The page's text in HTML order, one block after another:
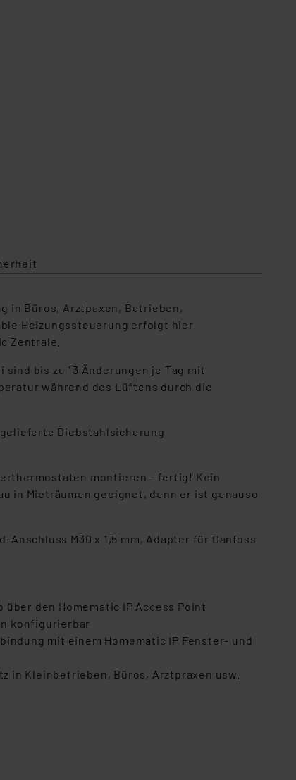
in Büros, Arztpaxen, Betrieben,
Heizungssteuerung erfolgt hier
Zentrale.
bis zu 13 Änderungen je Tag mit
während des Lüftens durch die
Diebstahlsicherung
montieren – fertig! Kein
in Mieträumen geeignet, denn er ist genauso
M30 x 1,5 mm, Adapter für Danfoss
den Homematic IP Access Point
konfigurierbar
mit einem Homematic IP Fenster- und
in Kleinbetrieben, Büros, Arztpraxen usw.